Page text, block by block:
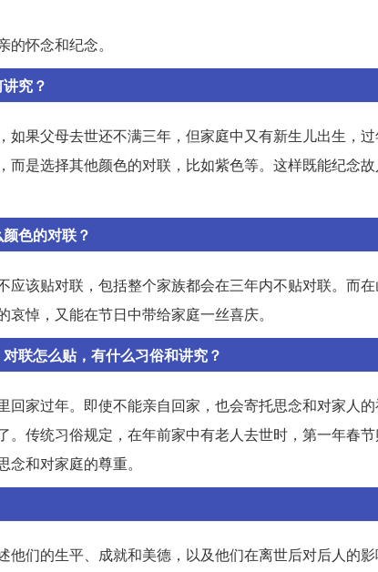
怀念和纪念。
究？
果父母去世还不满三年，但家庭中又有新生儿出生，
是选择其他颜色的对联，比如紫色等。这样既能纪念
色的对联？
该贴对联，包括整个家族都会在三年内不贴对联。而
悼，又能在节日中带给家庭一丝喜庆。
联怎么贴，有什么习俗和讲究？
家过年。即使不能亲自回家，也会寄托思念和对家人的
传统习俗规定，在年前家中有老人去世时，第一年春节
和对家庭的尊重。
们的生平、成就和美德，以及他们在离世后对后人的